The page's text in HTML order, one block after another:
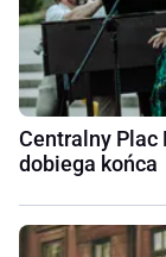
Centralny Plac
dobiega końca